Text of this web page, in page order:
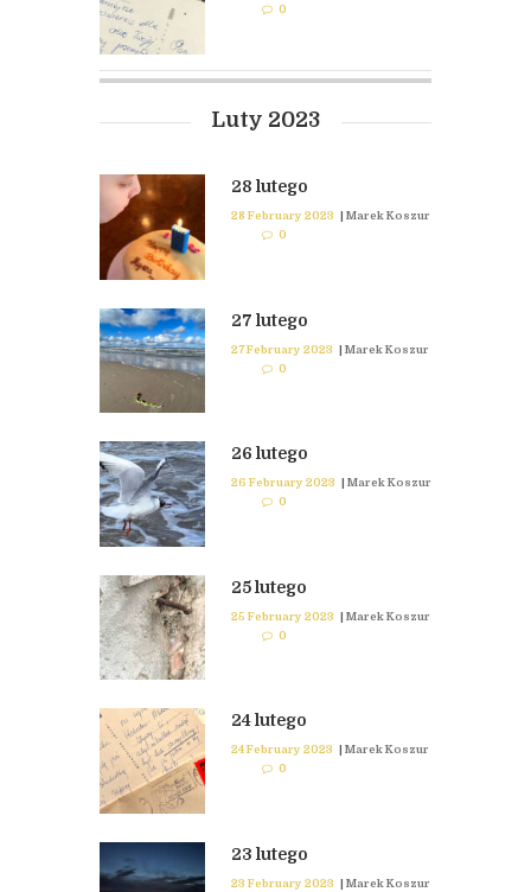
0
Luty 2023
28 lutego
28 February 2023 | Marek Koszur
0
27 lutego
27 February 2023 | Marek Koszur
0
26 lutego
26 February 2023 | Marek Koszur
0
25 lutego
25 February 2023 | Marek Koszur
0
24 lutego
24 February 2023
Marek Koszur
0
23 lutego
23 February 2023 | Marek Koszur